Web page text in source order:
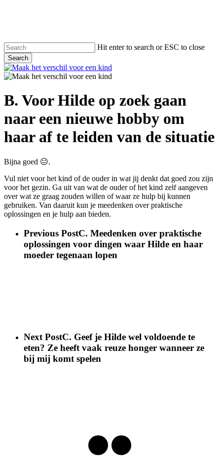
Hit enter to search or ESC to close
Search
Close
Search
search
Menu
B. Voor Hilde op zoek gaan
naar een nieuwe hobby om
haar af te leiden van de situatie
Bijna goed 😐.
Vul niet voor het kind of de ouder in wat jij denkt dat goed zou zijn
voor het gezin. Ga uit van wat de ouder of het kind zelf aangeven
over wat ze graag zouden willen of waar ze hulp bij kunnen
gebruiken. Van daaruit kun je meedenken over praktische
oplossingen en je hulp aan bieden.
Previous PostC. Meedenken over praktische
oplossingen voor dingen waar Hilde en haar
moeder tegenaan lopen
Next PostC. Geef je Hilde wel voldoende te
eten? Ze heeft vaak reuze honger wanneer ze
bij mij komt spelen